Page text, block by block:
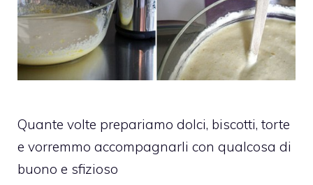
Quante volte prepariamo dolci, biscotti, torte
e vorremmo accompagnarli con qualcosa di
buono e sfizioso